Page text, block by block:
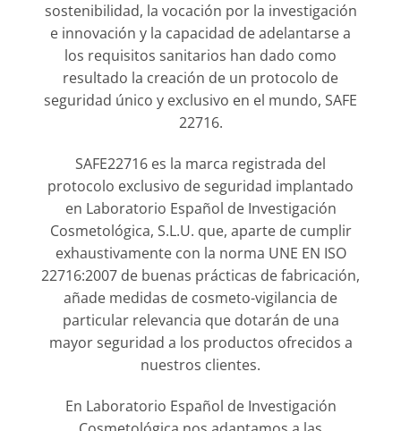
sostenibilidad, la vocación por la investigación
e innovación y la capacidad de adelantarse a
los requisitos sanitarios han dado como
resultado la creación de un protocolo de
seguridad único y exclusivo en el mundo, SAFE
22716.
SAFE22716 es la marca registrada del
protocolo exclusivo de seguridad implantado
en Laboratorio Español de Investigación
Cosmetológica, S.L.U. que, aparte de cumplir
exhaustivamente con la norma UNE EN ISO
22716:2007 de buenas prácticas de fabricación,
añade medidas de cosmeto-vigilancia de
particular relevancia que dotarán de una
mayor seguridad a los productos ofrecidos a
nuestros clientes.
En Laboratorio Español de Investigación